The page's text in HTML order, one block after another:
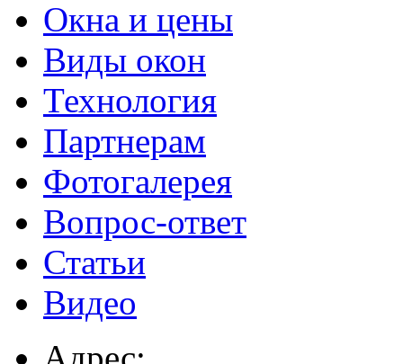
Окна и цены
Виды окон
Технология
Партнерам
Фотогалерея
Вопрос-ответ
Статьи
Видео